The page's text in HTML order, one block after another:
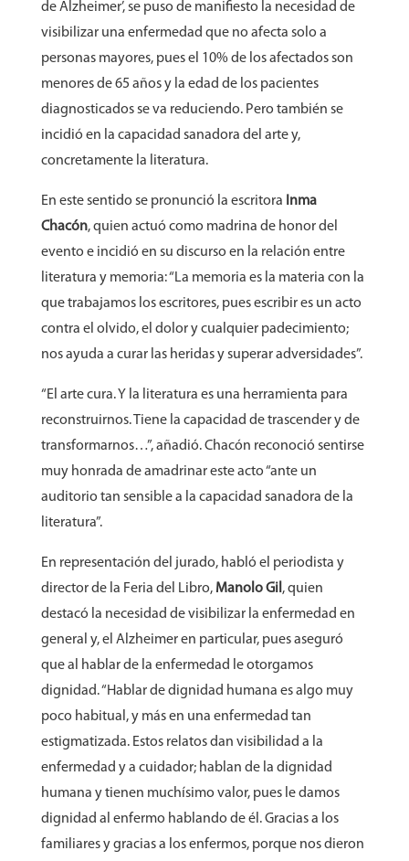
de Alzheimer’, se puso de manifiesto la necesidad de
visibilizar una enfermedad que no afecta solo a
personas mayores, pues el 10% de los afectados son
menores de 65 años y la edad de los pacientes
diagnosticados se va reduciendo. Pero también se
incidió en la capacidad sanadora del arte y,
concretamente la literatura.
En este sentido se pronunció la escritora Inma
Chacón, quien actuó como madrina de honor del
evento e incidió en su discurso en la relación entre
literatura y memoria: “La memoria es la materia con la
que trabajamos los escritores, pues escribir es un acto
contra el olvido, el dolor y cualquier padecimiento;
nos ayuda a curar las heridas y superar adversidades”.
“El arte cura. Y la literatura es una herramienta para
reconstruirnos. Tiene la capacidad de trascender y de
transformarnos…”, añadió. Chacón reconoció sentirse
muy honrada de amadrinar este acto “ante un
auditorio tan sensible a la capacidad sanadora de la
literatura”.
En representación del jurado, habló el periodista y
director de la Feria del Libro, Manolo Gil , quien
destacó la necesidad de visibilizar la enfermedad en
general y, el Alzheimer en particular, pues aseguró
que al hablar de la enfermedad le otorgamos
dignidad. “Hablar de dignidad humana es algo muy
poco habitual, y más en una enfermedad tan
estigmatizada. Estos relatos dan visibilidad a la
enfermedad y a cuidador; hablan de la dignidad
humana y tienen muchísimo valor, pues le damos
dignidad al enfermo hablando de él. Gracias a los
familiares y gracias a los enfermos, porque nos dieron